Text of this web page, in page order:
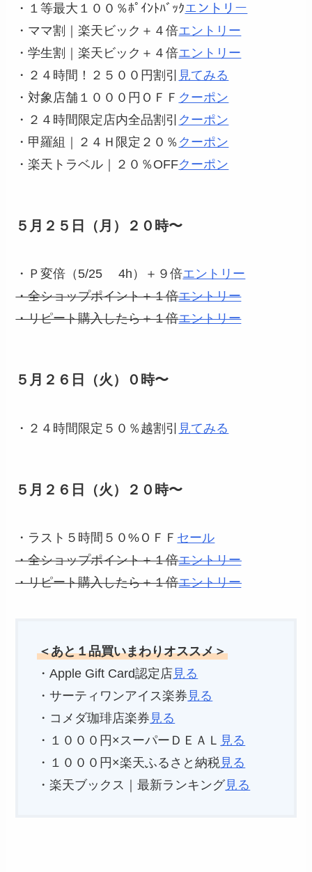
・１等最大１００％ﾎﾟｲﾝﾄﾊﾞｯｸエントリー
・ママ割｜楽天ビック＋４倍エントリー
・学生割｜楽天ビック＋４倍エントリー
・２４時間！２５００円割引 見てみる
・対象店舗１０００円ＯＦＦ クーポン
・２４時間限定店内全品割引 クーポン
・甲羅組｜２４Ｈ限定２０％ クーポン
・楽天トラベル｜２０％OFFクーポン
５月２５日（月）２０時〜
・Ｐ変倍（5/25 4h）＋９倍エントリー
・全ショップポイント＋１倍エントリー
・リピート購入したら＋１倍エントリー
５月２６日（火）０時〜
・２４時間限定５０％越割引 見てみる
５月２６日（火）２０時〜
・ラスト５時間５０%ＯＦＦ セール
・全ショップポイント＋１倍エントリー
・リピート購入したら＋１倍エントリー
＜あと１品買いまわりオススメ＞
・Apple Gift Card認定店見る
・サーティワンアイス楽券 見る
・コメダ珈琲店楽券 見る
・１０００円×スーパーＤＥＡＬ 見る
・１０００円×楽天ふるさと納税見る
・楽天ブックス｜最新ランキング見る